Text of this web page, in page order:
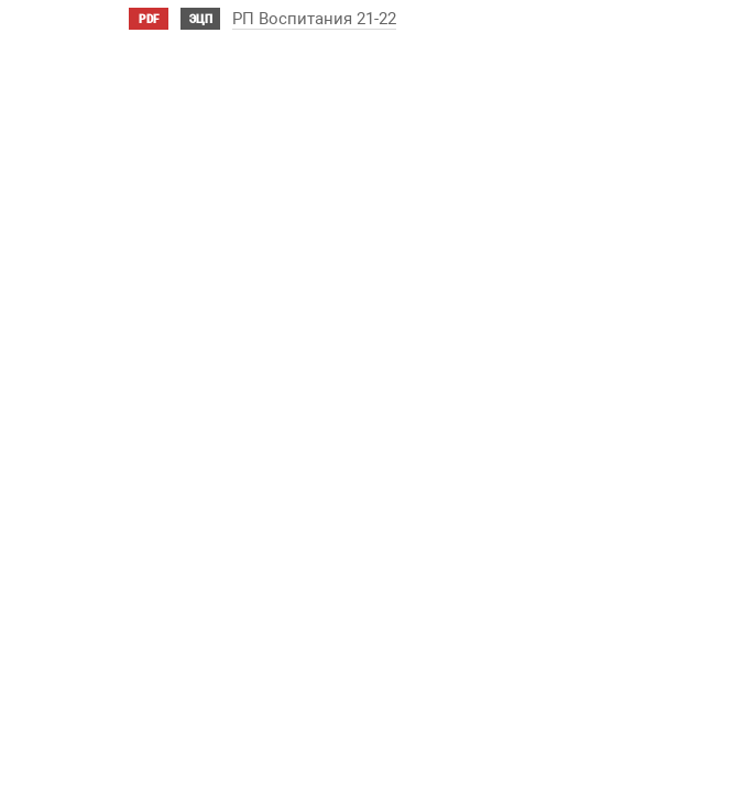
PDF ЭЦП РП Воспитания 21-22